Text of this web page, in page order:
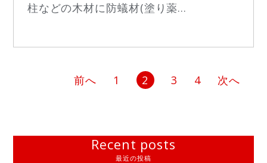
柱などの木材に防蟻材(塗り薬...
前へ 1 2 3 4 次へ
Recent posts
最近の投稿